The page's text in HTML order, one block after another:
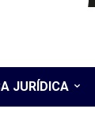
JURÍDICA